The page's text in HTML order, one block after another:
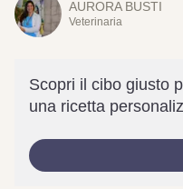
AURORA BUSTI
Veterinaria
Scopri il cibo giusto
una ricetta